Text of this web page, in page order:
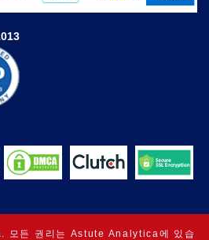
든 권리는 Astute Analytica에 있습